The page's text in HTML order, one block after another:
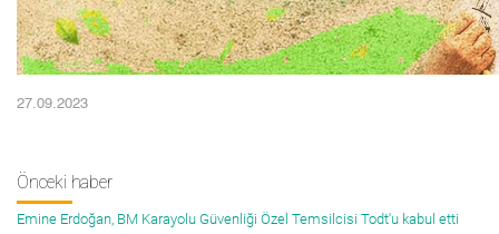
27.09.2023
Önceki haber
Emine Erdoğan, BM Karayolu Güvenliği Özel Temsilcisi Todt'u kabul etti